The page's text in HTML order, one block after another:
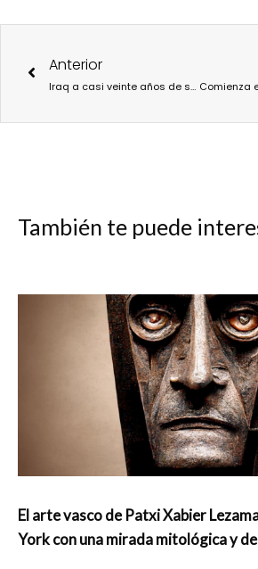
Anterior
Iraq a casi veinte años de su “liberación”
También te puede
El arte vasco de Patxi Xabier
York con una mirada mitológica y